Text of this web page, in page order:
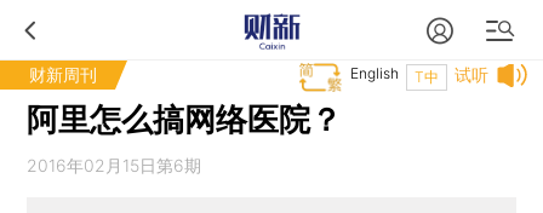
财新周刊 试听
T中
English
阿里怎么搞网络医院？
2016年02月15日第6期